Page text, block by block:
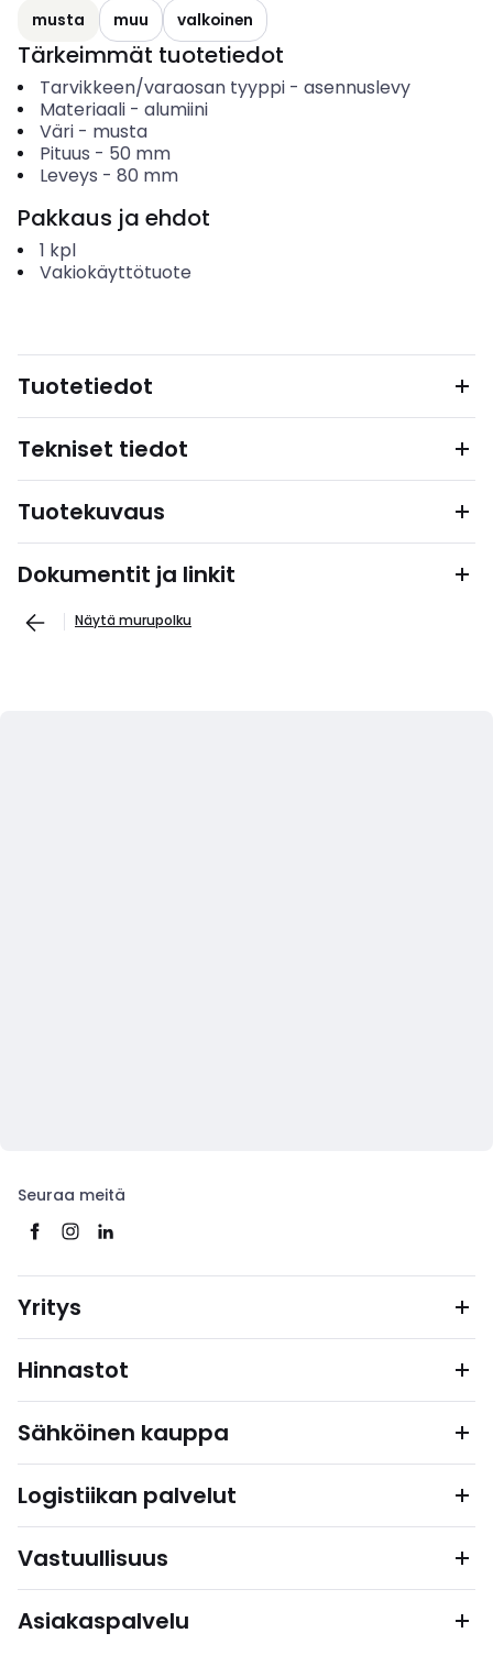
musta muu valkoinen
Tärkeimmät tuotetiedot
Tarvikkeen/varaosan tyyppi- asennuslevy
Materiaali- alumiini
Väri- musta
Pituus - 50 mm
Leveys - 80 mm
Pakkaus ja ehdot
1 kpl
Vakiokäyttötuote
Tuotetiedot
Tekniset tiedot
Tuotekuvaus
Dokumentit ja linkit
Näytä murupolku
Seuraa meitä
Yritys
Hinnastot
Sähköinen kauppa
Logistiikan palvelut
Vastuullisuus
Asiakaspalvelu